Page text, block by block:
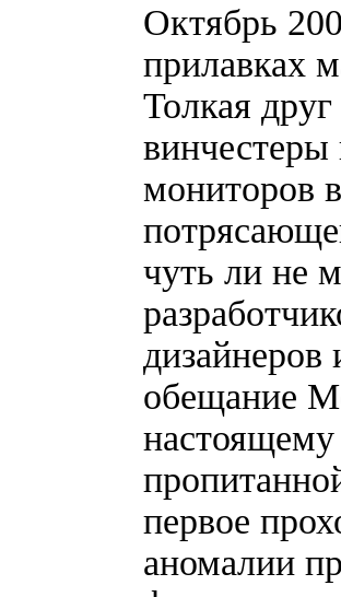
Октябрь
прилавках
Толкая
винчестеры
мониторов
чуть ли не
обещание
первое
аномалии